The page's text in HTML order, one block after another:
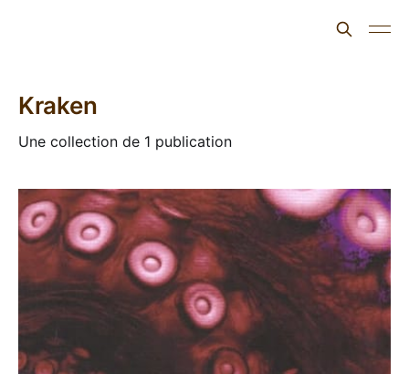
Kraken
Une collection de 1 publication